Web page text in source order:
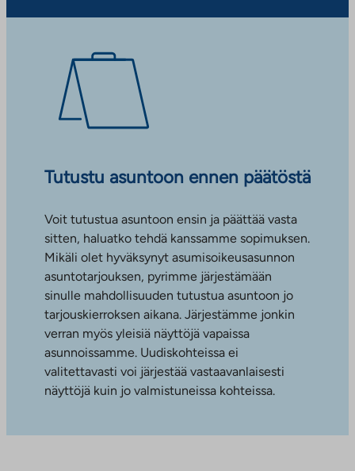
Tutustu asuntoon ennen päätöstä
Voit tutustua asuntoon ensin ja päättää vasta
sitten, haluatko tehdä kanssamme sopimuksen.
Mikäli olet hyväksynyt asumisoikeusasunnon
asuntotarjouksen, pyrimme järjestämään
sinulle mahdollisuuden tutustua asuntoon jo
tarjouskierroksen aikana. Järjestämme jonkin
verran myös yleisiä näyttöjä vapaissa
asunnoissamme. Uudiskohteissa ei
valitettavasti voi järjestää vastaavanlaisesti
näyttöjä kuin jo valmistuneissa kohteissa.